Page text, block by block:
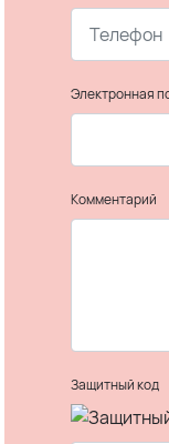
Электронная
Комментарий
Защитный код